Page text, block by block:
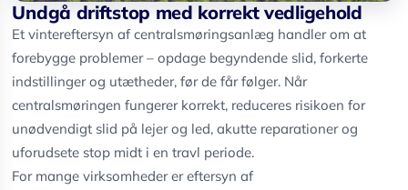
Undgå driftstop med korrekt vedligehold
Et vintereftersyn af centralsmøringsanlæg handler om at
forebygge problemer – opdage begyndende slid, forkerte
indstillinger og utætheder, før de får følger. Når
centralsmøringen fungerer korrekt, reduceres risikoen for
unødvendigt slid på lejer og led, akutte reparationer og
uforudsete stop midt i en travl periode.
For mange virksomheder er eftersyn af